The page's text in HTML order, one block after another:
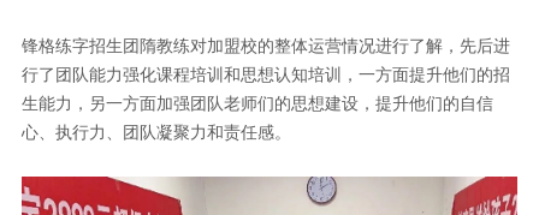
锋格练字招生团隋教练对加盟校的整体运营情况进行了解，先后进
行了团队能力强化课程培训和思想认知培训，一方面提升他们的招
生能力，另一方面加强团队老师们的思想建设，提升他们的自信
心、执行力、团队凝聚力和责任感。